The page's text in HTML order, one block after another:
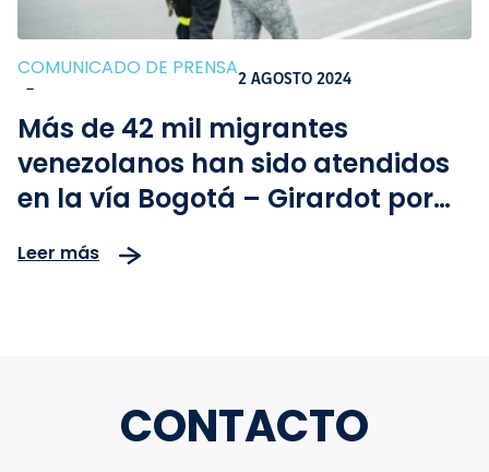
COMUNICADO DE PRENSA
-
2 AGOSTO 2024
Más de 42 mil migrantes
venezolanos han sido atendidos
en la vía Bogotá – Girardot por
años
Leer más
CONTACTO